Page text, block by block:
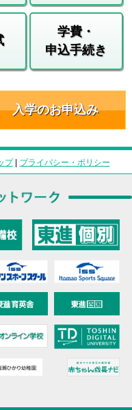
学費・
申込手続き
入学のお申込み
プ| プライバシー・ポリシー